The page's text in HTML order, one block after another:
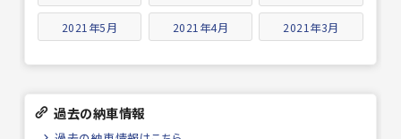
2021年5月 2021年4月 2021年3月
過去の納車情報